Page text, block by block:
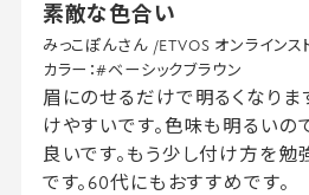
素敵な色合い
みっこぽんさん /ETVOS オンラインス
カラー：#ベーシックブラウン
眉にのせるだけで明るくなりま
けやすいです。色味も明るいの
良いです。もう少し付け方を勉
です。60代にもおすすめです。